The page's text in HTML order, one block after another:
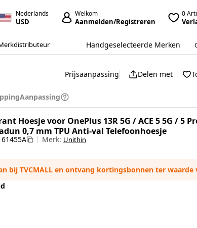
Nederlands
USD
Welkom
Aanmelden/Registreren
0
Handgeselecteerde Merken
Prijsaanpassing Delen met
Aanpassing
Hoesje voor OnePlus 13R 5G / ACE 5 5G / 5
0,7 mm TPU Anti-val Telefoonhoesje
Merk: Unithin
bij TVCMALL en ontvang kortingsbonnen ter waarde